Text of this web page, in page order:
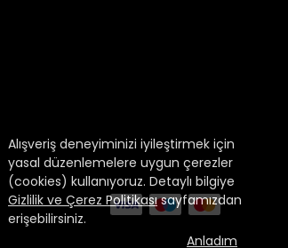
Alışveriş deneyiminizi iyileştirmek için
yasal düzenlemelere uygun çerezler
(cookies) kullanıyoruz. Detaylı bilgiye
Gizlilik ve Çerez Politikasısayfamızdan
erişebilirsiniz.
Anladım